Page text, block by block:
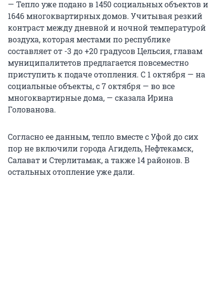
— Тепло уже подано в 1450 социальных объектов и
1646 многоквартирных домов. Учитывая резкий
контраст между дневной и ночной температурой
воздуха, которая местами по республике
составляет от -3 до +20 градусов Цельсия, главам
муниципалитетов предлагается повсеместно
приступить к подаче отопления. С 1 октября — на
социальные объекты, с 7 октября — во все
многоквартирные дома, — сказала Ирина
Голованова.
Согласно ее данным, тепло вместе с Уфой до сих
пор не включили города Агидель, Нефтекамск,
Салават и Стерлитамак, а также 14 районов. В
остальных отопление уже дали.